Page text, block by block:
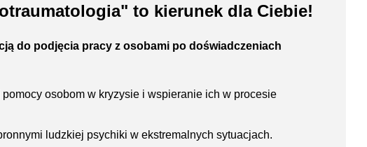
to kierunek dla Ciebie!
do podjęcia pracy z osobami po doświadczeniach
osobom w kryzysie i wspieranie ich w procesie
ludzkiej psychiki w ekstremalnych sytuacjach.